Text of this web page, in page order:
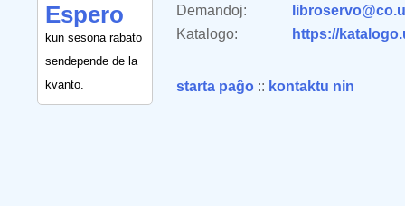
Espero
kun sesona rabato
sendepende de la
kvanto.
Demandoj:
Katalogo:
https://
starta paĝo :: kontaktu nin